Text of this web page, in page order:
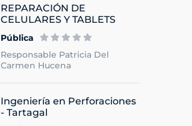
REPARACIÓN DE
CELULARES Y TABLETS
Pública
Responsable Patricia Del
Carmen Hucena
Ingeniería en Perforaciones
- Tartagal